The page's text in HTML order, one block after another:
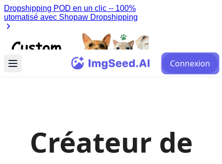
Connexion
Créateur de